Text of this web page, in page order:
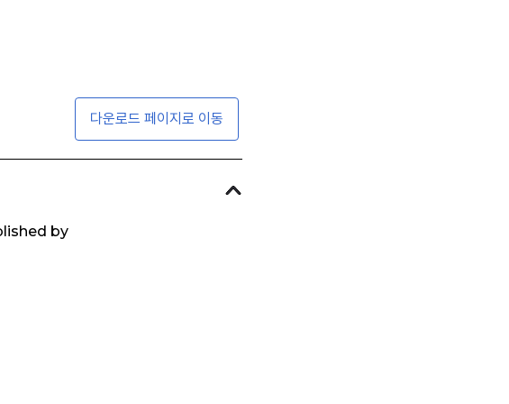
다운로드 페이지로 이동
by